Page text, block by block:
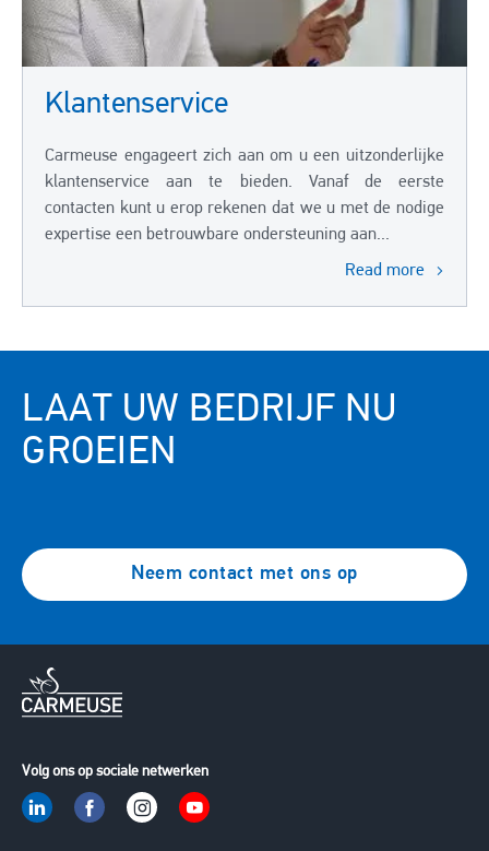
Klantenservice
Carmeuse engageert zich aan om u een uitzonderlijke
klantenservice aan te bieden. Vanaf de eerste
contacten kunt u erop rekenen dat we u met de nodige
expertise een betrouwbare ondersteuning aan...
Read more
LAAT UW BEDRIJF NU
GROEIEN
Neem contact met ons op
Volg ons op sociale netwerken